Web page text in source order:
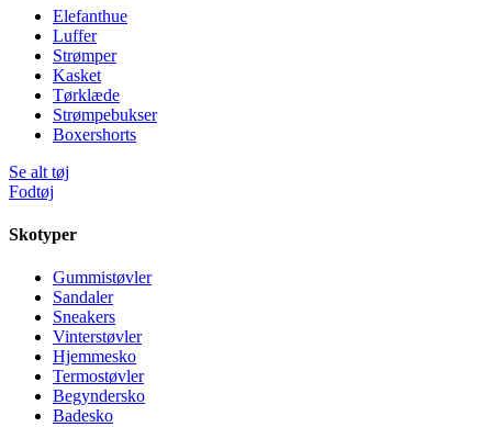
Elefanthue
Luffer
Strømper
Kasket
Tørklæde
Strømpebukser
Boxershorts
Se alt tøj
Fodtøj
Skotyper
Gummistøvler
Sandaler
Sneakers
Vinterstøvler
Hjemmesko
Termostøvler
Begyndersko
Badesko